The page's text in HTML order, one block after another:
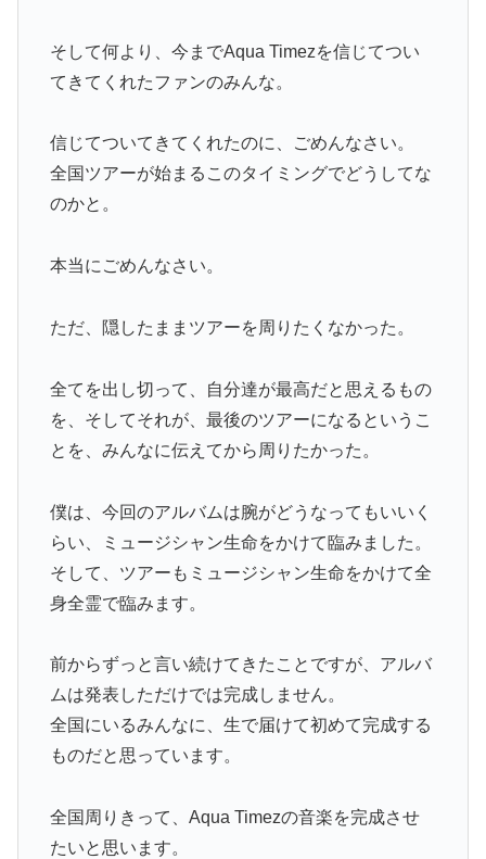
そして何より、今までAqua Timezを信じてつい
てきてくれたファンのみんな。
信じてついてきてくれたのに、ごめんなさい。
全国ツアーが始まるこのタイミングでどうしてな
のかと。
本当にごめんなさい。
ただ、隠したままツアーを周りたくなかった。
全てを出し切って、自分達が最高だと思えるもの
を、そしてそれが、最後のツアーになるというこ
とを、みんなに伝えてから周りたかった。
僕は、今回のアルバムは腕がどうなってもいいく
らい、ミュージシャン生命をかけて臨みました。
そして、ツアーもミュージシャン生命をかけて全
身全霊で臨みます。
前からずっと言い続けてきたことですが、アルバ
ムは発表しただけでは完成しません。
全国にいるみんなに、生で届けて初めて完成する
ものだと思っています。
全国周りきって、Aqua Timezの音楽を完成させ
たいと思います。